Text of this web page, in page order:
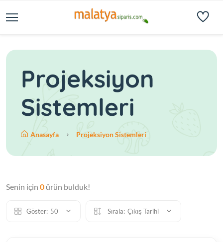
Projeksiyon
Sistemleri
Anasayfa Projeksiyon Sistemleri
Senin için 0 ürün bulduk!
Göster: 50 Sırala: Çıkış Tarihi